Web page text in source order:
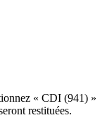
« CDI (941) »
restituées.